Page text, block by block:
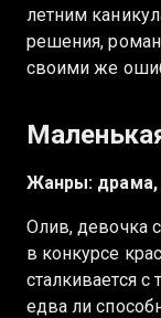
летним
решения,
своими же
Жанры: драма,
Олив, девочка
в конкурсе
сталкивается с
едва ли